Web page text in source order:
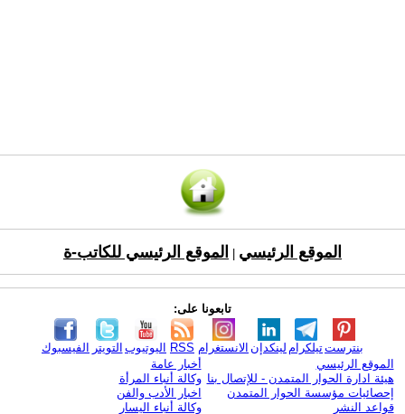
الموقع الرئيسي الموقع الرئيسي للكاتب-ة
تابعونا على:
الفيسبوك التويتر اليوتيوب RSS الانستغرام لينكدإن تيلكرامبنترست
الموقع الرئيسي
هيئة ادارة الحوار المتمدن - للإتصال بنا
إحصائيات مؤسسة الحوار المتمدن
قواعد النشر
أخبار عامة
وكالة أنباء المرأة
اخبار الأدب والفن
وكالة أنباء اليسار